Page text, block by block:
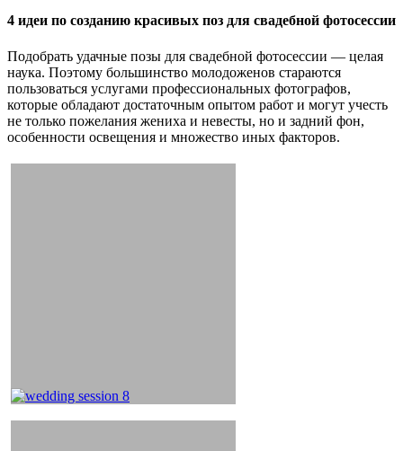
4 идеи по созданию красивых поз для свадебной фотосессии
Подобрать удачные позы для свадебной фотосессии — целая
наука. Поэтому большинство молодоженов стараются
пользоваться услугами профессиональных фотографов,
которые обладают достаточным опытом работ и могут учесть
не только пожелания жениха и невесты, но и задний фон,
особенности освещения и множество иных факторов.